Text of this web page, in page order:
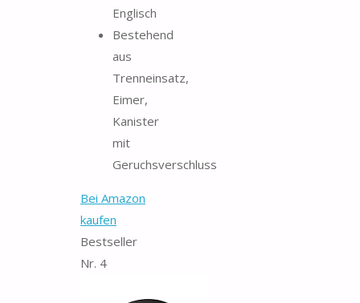
Englisch
Bestehend
aus
Trenneinsatz,
Eimer,
Kanister
mit
Geruchsverschluss
Bei Amazon
kaufen
Bestseller
Nr. 4